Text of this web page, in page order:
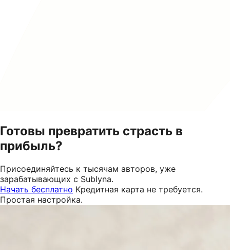
Готовы превратить страсть в
прибыль?
Присоединяйтесь к тысячам авторов, уже
зарабатывающих с Sublyna.
Начать бесплатно Кредитная карта не требуется.
Простая настройка.